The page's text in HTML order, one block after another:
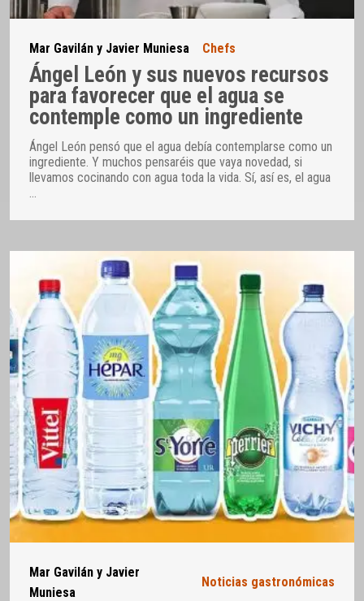
Mar Gavilán y Javier Muniesa Chefs
Ángel León y sus nuevos recursos
para favorecer que el agua se
contemple como un ingrediente
Ángel León pensó que el agua debía contemplarse como un
ingrediente. Y muchos pensaréis que vaya novedad, si
llevamos cocinando con agua toda la vida. Sí, así es, el agua
…
Mar Gavilán y Javier
Muniesa
Noticias gastronómicas